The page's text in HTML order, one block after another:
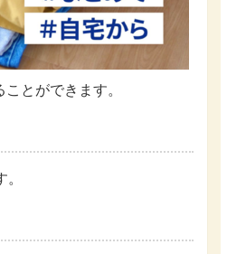
とができます。